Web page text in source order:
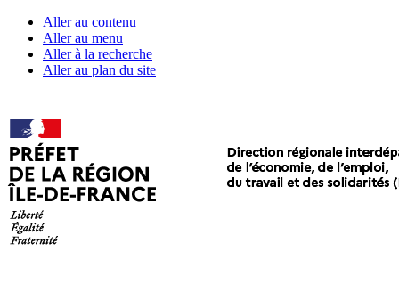
Aller au contenu
Aller au menu
Aller à la recherche
Aller au plan du site